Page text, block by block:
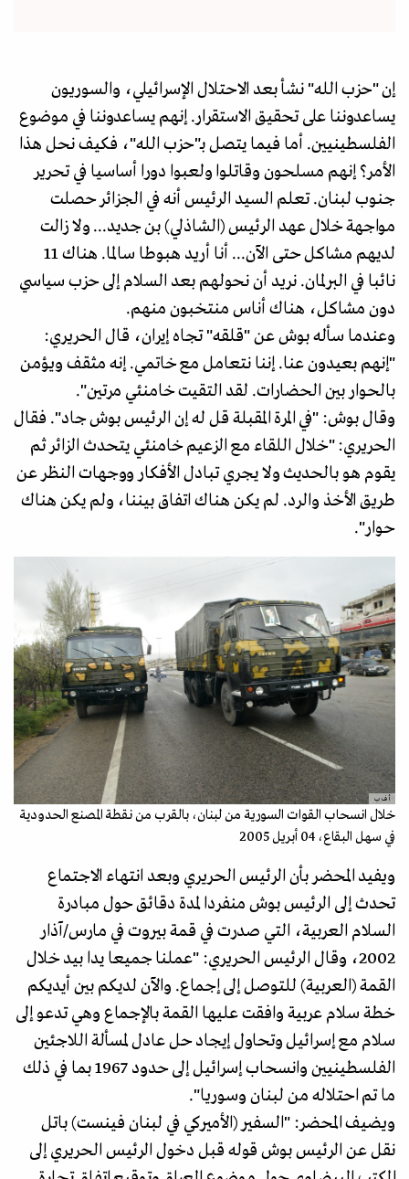
إن "حزب الله" نشأ بعد الاحتلال الإسرائيلي، والسوريون
يساعدوننا على تحقيق الاستقرار. إنهم يساعدوننا في موضوع
الفلسطينيين. أما فيما يتصل بـ"حزب الله"، فكيف نحل هذا
الأمر؟ إنهم مسلحون وقاتلوا ولعبوا دورا أساسيا في تحرير
جنوب لبنان. تعلم السيد الرئيس أنه في الجزائر حصلت
مواجهة خلال عهد الرئيس (الشاذلي) بن جديد... ولا زالت
لديهم مشاكل حتى الآن... أنا أريد هبوطا سالما. هناك 11
نائبا في البرلمان. نريد أن نحولهم بعد السلام إلى حزب سياسي
دون مشاكل، هناك أناس منتخبون منهم.
وعندما سأله بوش عن "قلقه" تجاه إيران، قال الحريري:
"إنهم بعيدون عنا. إننا نتعامل مع خاتمي. إنه مثقف ويؤمن
بالحوار بين الحضارات. لقد التقيت خامنئي مرتين".
وقال بوش: "في المرة المقبلة قل له إن الرئيس بوش جاد". فقال
الحريري: "خلال اللقاء مع الزعيم خامنئي يتحدث الزائر ثم
يقوم هو بالحديث ولا يجري تبادل الأفكار ووجهات النظر عن
طريق الأخذ والرد. لم يكن هناك اتفاق بيننا، ولم يكن هناك
حوار".
أ ف ب
خلال انسحاب القوات السورية من لبنان، بالقرب من نقطة المصنع الحدودية
في سهل البقاع، 04 أبريل 2005
ويفيد المحضر بأن الرئيس الحريري وبعد انتهاء الاجتماع
تحدث إلى الرئيس بوش منفردا لمدة دقائق حول مبادرة
السلام العربية، التي صدرت في قمة بيروت في مارس/آذار
2002، وقال الرئيس الحريري: "عملنا جميعا يدا بيد خلال
القمة (العربية) للتوصل إلى إجماع. والآن لديكم بين أيديكم
خطة سلام عربية وافقت عليها القمة بالإجماع وهي تدعو إلى
سلام مع إسرائيل وتحاول إيجاد حل عادل لمسألة اللاجئين
الفلسطينيين وانسحاب إسرائيل إلى حدود 1967 بما في ذلك
ما تم احتلاله من لبنان وسوريا".
ويضيف المحضر: "السفير (الأميركي في لبنان فينست) باتل
نقل عن الرئيس بوش قوله قبل دخول الرئيس الحريري إلى